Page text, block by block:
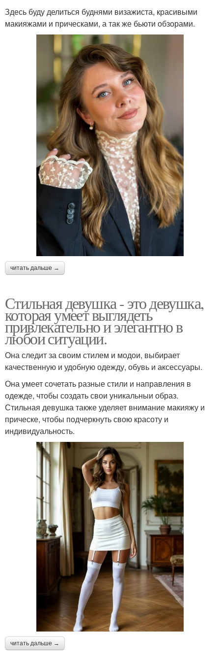
Здесь буду делиться буднями визажиста, красивыми
макияжами и прическами, а так же бьюти обзорами.
читать дальше →
Стильная девушка - это девушка,
которая умеет выглядеть
привлекательно и элегантно в
любои ситуации.
Она следит за своим стилем и модои, выбирает
качественную и удобную одежду, обувь и аксессуары.
Она умеет сочетать разные стили и направления в
одежде, чтобы создать свои уникальныи образ.
Стильная девушка также уделяет внимание макияжу и
прическе, чтобы подчеркнуть свою красоту и
индивидуальность.
читать дальше →